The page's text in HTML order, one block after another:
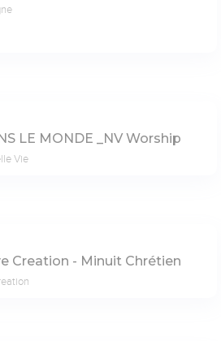
LE MONDE _NV Worship
Vie
Creation - Minuit Chrétien